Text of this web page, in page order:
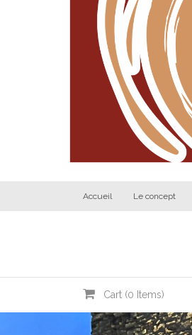
Accueil Le concept
Cart (0 Items)